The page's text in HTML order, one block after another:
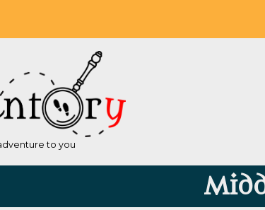
to you